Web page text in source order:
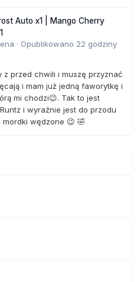
Auto x1 | Mango Cherry
· Opublikowano 22 godziny
z przed chwili i muszę przyznać
i mam już jedną faworytkę i
mi chodzi😉. Tak to jest
i wyraźnie jest do przodu
mordki wędzone 😉 🤣